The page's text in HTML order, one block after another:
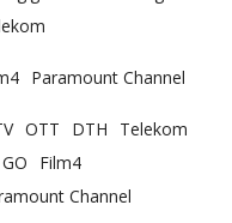
Paramount Channel
OTT DTH
Telekom
Film4
Channel